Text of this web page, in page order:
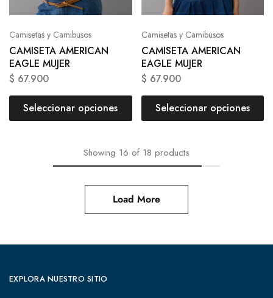
Camisetas y Camibusos
CAMISETA AMERICAN
EAGLE MUJER
$ 67.900
Seleccionar opciones
Camisetas y Camibusos
CAMISETA AMERICAN
EAGLE MUJER
$ 67.900
Seleccionar opciones
Showing 16 of 18 products
Load More
EXPLORA NUESTRO SITIO